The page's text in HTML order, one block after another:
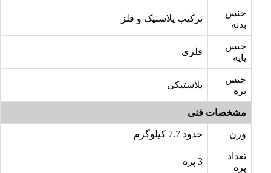
جنس
بدنه
ترکیب پلاستیک و فلز
جنس
پایه
فلزی
جنس
پره
پلاستیکی
مشخصات فنی
وزن حدود 7.7 کیلوگرم
تعداد
پره